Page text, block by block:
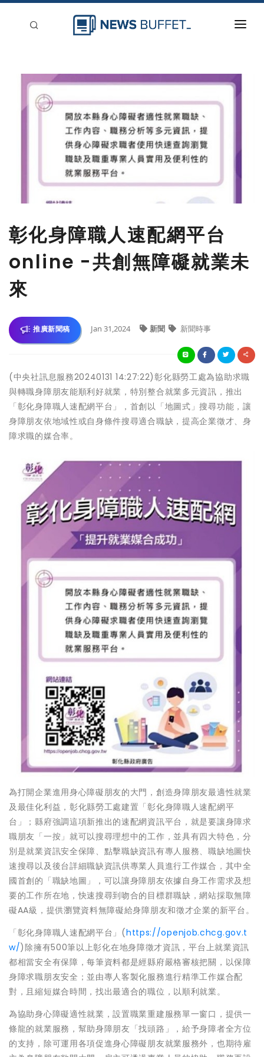
新聞稿分類
登入
彰化身障職人速配網平台
online -共創無障礙就業未
來
推廣新聞稿 Jan 31,2024 新聞 新聞時事
(中央社訊息服務20240131 14:27:22)彰化縣勞工處為協助求職
與轉職身障朋友能順利好就業，特別整合就業多元資訊，推出
「彰化身障職人速配網平台」，首創以「地圖式」搜尋功能，讓
身障朋友依地域性或自身條件搜尋適合職缺，提高企業徵才、身
障求職的媒合率。
為打開企業進用身心障礙朋友的大門，創造身障朋友最適性就業
及最佳化利益，彰化縣勞工處建置「彰化身障職人速配網平
台」；縣府強調這項新推出的速配網資訊平台，就是要讓身障求
職朋友「一按」就可以搜尋理想中的工作，並具有四大特色，分
別是就業資訊安全保障、點擊職缺資訊有專人服務、職缺地圖快
速搜尋以及後台詳細職缺資訊供專業人員進行工作媒合，其中全
國首創的「職缺地圖」，可以讓身障朋友依據自身工作需求及想
要的工作所在地，快速搜尋到吻合的目標群職缺，網站採取無障
礙AA級，提供瀏覽資料無障礙給身障朋友和徵才企業的新平台。
「彰化身障職人速配網平台」(https://openjob.chcg.gov.t
w/)除擁有500筆以上彰化在地身障徵才資訊，平台上就業資訊
都相當安全有保障，每筆資料都是經縣府嚴格審核把關，以保障
身障求職朋友安全；並由專人客製化服務進行精準工作媒合配
對，且縮短媒合時間，找出最適合的職位，以順利就業。
為協助身心障礙適性就業，設置職業重建服務單一窗口，提供一
條龍的就業服務，幫助身障朋友「找頭路」，給予身障者全方位
的支持，除可運用各項促進身心障礙朋友就業服務外，也期待雇